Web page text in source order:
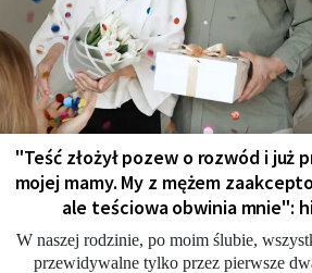
"Teść złożył pozew o rozwód i już
mojej mamy. My z mężem
ale teściowa obwinia mnie":
W naszej rodzinie, po moim ślubie,
przewidywalne tylko przez pierwsze